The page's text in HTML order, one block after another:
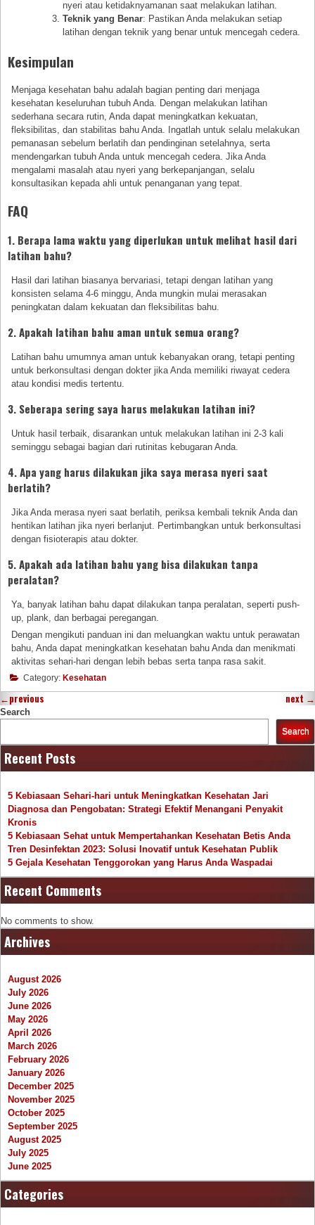
nyeri atau ketidaknyamanan saat melakukan latihan.
Teknik yang Benar: Pastikan Anda melakukan setiap
latihan dengan teknik yang benar untuk mencegah cedera.
Kesimpulan
Menjaga kesehatan bahu adalah bagian penting dari menjaga
kesehatan keseluruhan tubuh Anda. Dengan melakukan latihan
sederhana secara rutin, Anda dapat meningkatkan kekuatan,
fleksibilitas, dan stabilitas bahu Anda. Ingatlah untuk selalu melakukan
pemanasan sebelum berlatih dan pendinginan setelahnya, serta
mendengarkan tubuh Anda untuk mencegah cedera. Jika Anda
mengalami masalah atau nyeri yang berkepanjangan, selalu
konsultasikan kepada ahli untuk penanganan yang tepat.
FAQ
1. Berapa lama waktu yang diperlukan untuk melihat hasil dari
latihan bahu?
Hasil dari latihan biasanya bervariasi, tetapi dengan latihan yang
konsisten selama 4-6 minggu, Anda mungkin mulai merasakan
peningkatan dalam kekuatan dan fleksibilitas bahu.
2. Apakah latihan bahu aman untuk semua orang?
Latihan bahu umumnya aman untuk kebanyakan orang, tetapi penting
untuk berkonsultasi dengan dokter jika Anda memiliki riwayat cedera
atau kondisi medis tertentu.
3. Seberapa sering saya harus melakukan latihan ini?
Untuk hasil terbaik, disarankan untuk melakukan latihan ini 2-3 kali
seminggu sebagai bagian dari rutinitas kebugaran Anda.
4. Apa yang harus dilakukan jika saya merasa nyeri saat
berlatih?
Jika Anda merasa nyeri saat berlatih, periksa kembali teknik Anda dan
hentikan latihan jika nyeri berlanjut. Pertimbangkan untuk berkonsultasi
dengan fisioterapis atau dokter.
5. Apakah ada latihan bahu yang bisa dilakukan tanpa
peralatan?
Ya, banyak latihan bahu dapat dilakukan tanpa peralatan, seperti push-
up, plank, dan berbagai peregangan.
Dengan mengikuti panduan ini dan meluangkan waktu untuk perawatan
bahu, Anda dapat meningkatkan kesehatan bahu Anda dan menikmati
aktivitas sehari-hari dengan lebih bebas serta tanpa rasa sakit.
Category: Kesehatan
←previous next →
Search
Search
Recent Posts
5 Kebiasaan Sehari-hari untuk Meningkatkan Kesehatan Jari
Diagnosa dan Pengobatan: Strategi Efektif Menangani Penyakit
Kronis
5 Kebiasaan Sehat untuk Mempertahankan Kesehatan Betis Anda
Tren Desinfektan 2023: Solusi Inovatif untuk Kesehatan Publik
5 Gejala Kesehatan Tenggorokan yang Harus Anda Waspadai
Recent Comments
No comments to show.
Archives
August 2026
July 2026
June 2026
May 2026
April 2026
March 2026
February 2026
January 2026
December 2025
November 2025
October 2025
September 2025
August 2025
July 2025
June 2025
Categories